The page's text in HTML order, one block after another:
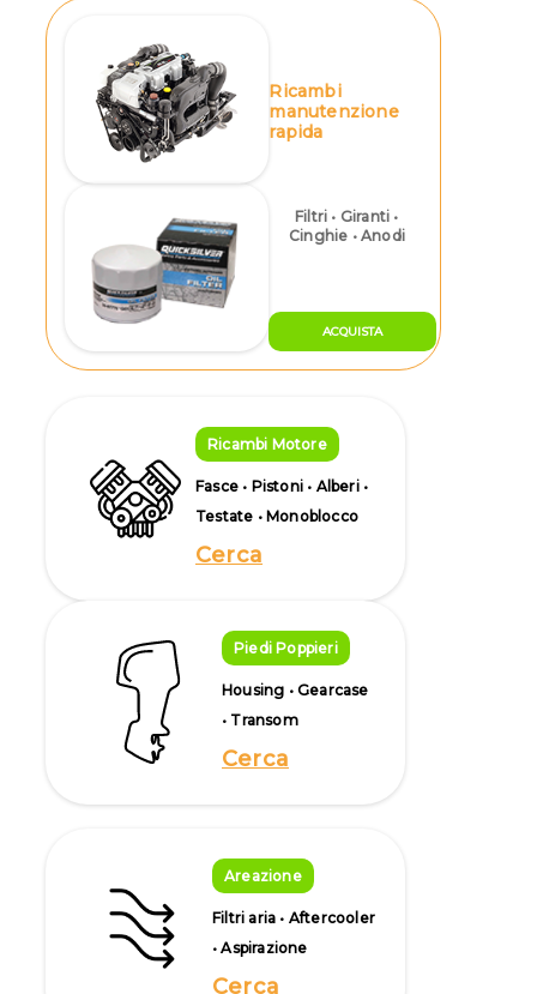
Ricambi
manutenzione
rapida
Filtri • Giranti •
Cinghie • Anodi
ACQUISTA
Ricambi Motore
Fasce • Pistoni • Alberi •
Testate • Monoblocco
Cerca
Piedi Poppieri
Housing • Gearcase
• Transom
Cerca
Areazione
Filtri aria • Aftercooler
• Aspirazione
Cerca